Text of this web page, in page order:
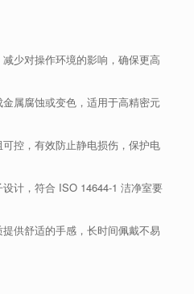
少对操作环境的影响，确保更高
属腐蚀或变色，适用于高精密元
控，有效防止静电损伤，保护电
计，符合 ISO 14644-1 洁净室要
供舒适的手感，长时间佩戴不易